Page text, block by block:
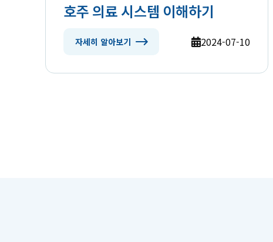
호주 의료 시스템 이해하기
자세히 알아보기 2024-07-10